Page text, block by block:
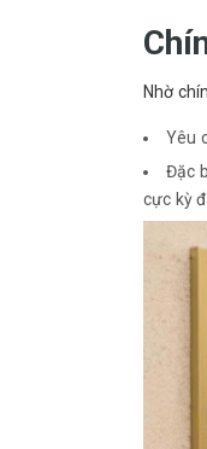
Nhờ
Yêu
Đặc
cực kỳ